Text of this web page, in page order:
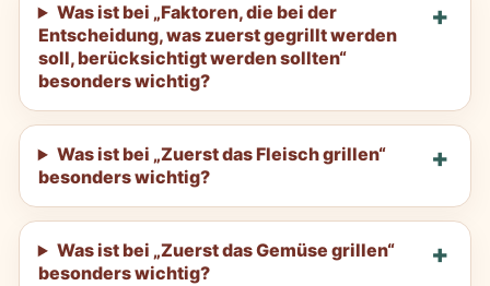
Was ist bei „Faktoren, die bei der
Entscheidung, was zuerst gegrillt werden
soll, berücksichtigt werden sollten“
besonders wichtig?
Was ist bei „Zuerst das Fleisch grillen“
besonders wichtig?
Was ist bei „Zuerst das Gemüse grillen“
besonders wichtig?